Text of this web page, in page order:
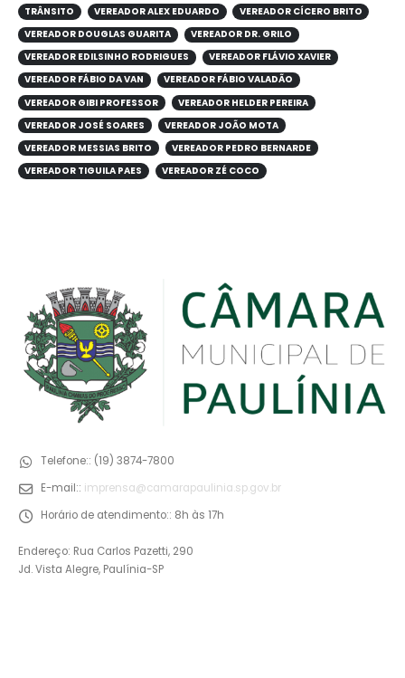
TRÂNSITO
VEREADOR ALEX EDUARDO
VEREADOR CÍCERO BRITO
VEREADOR DOUGLAS GUARITA
VEREADOR DR. GRILO
VEREADOR EDILSINHO RODRIGUES
VEREADOR FLÁVIO XAVIER
VEREADOR FÁBIO DA VAN
VEREADOR FÁBIO VALADÃO
VEREADOR GIBI PROFESSOR
VEREADOR HELDER PEREIRA
VEREADOR JOSÉ SOARES
VEREADOR JOÃO MOTA
VEREADOR MESSIAS BRITO
VEREADOR PEDRO BERNARDE
VEREADOR TIGUILA PAES
VEREADOR ZÉ COCO
Telefone:: (19) 3874-7800
E-mail:: imprensa@camarapaulinia.sp.gov.br
Horário de atendimento:: 8h às 17h
Endereço: Rua Carlos Pazetti, 290
Jd. Vista Alegre, Paulínia-SP